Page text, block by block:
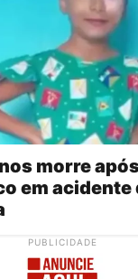
morre
em
PUBLICIDADE